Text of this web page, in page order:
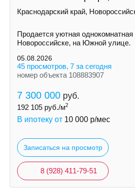
Краснодарский край,
Продается уютная однокомнатная
Новороссийске, на Южной улице.
05.08.2026
45 просмотров, 7 за сегодня
номер объекта 108883907
7 300 000 руб.
192 105 руб./м2
В ипотеку от 10 000 р/мес
Записаться на просмотр
8 (928) 411-79-51